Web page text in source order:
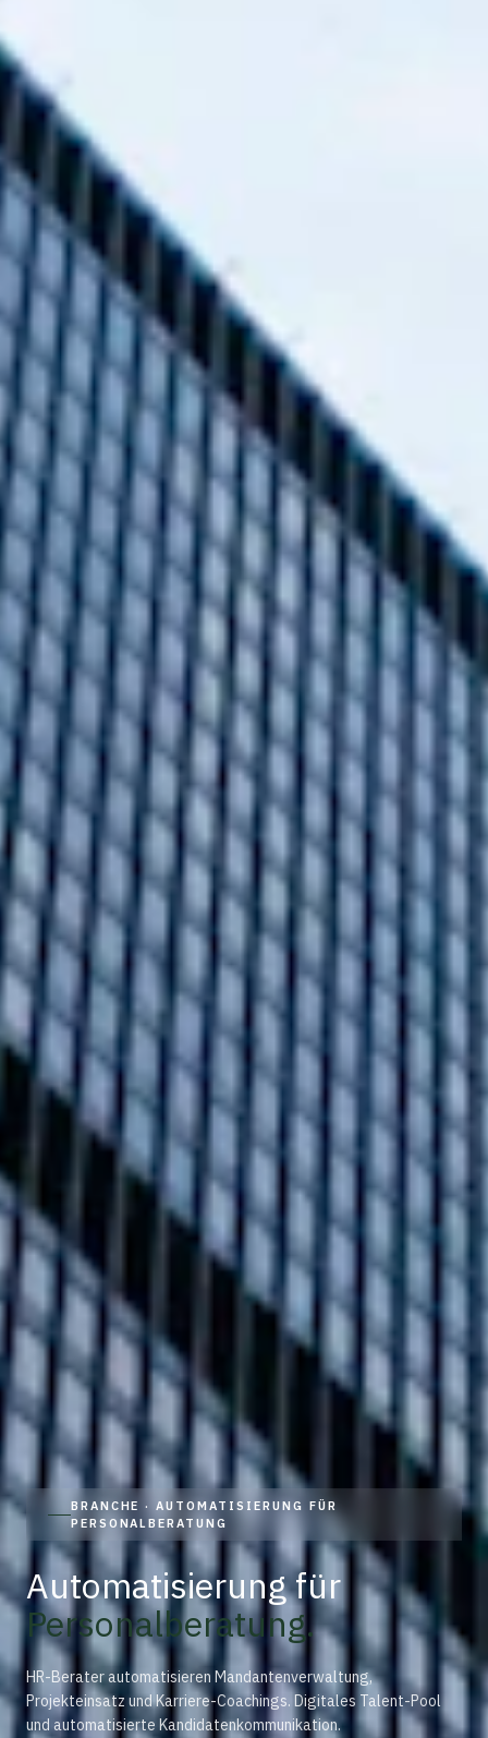
BRANCHE · AUTOMATISIERUNG FÜR
PERSONALBERATUNG
Automatisierung für
Personalberatung.
HR-Berater automatisieren Mandantenverwaltung,
Projekteinsatz und Karriere-Coachings. Digitales Talent-Pool
und automatisierte Kandidatenkommunikation.